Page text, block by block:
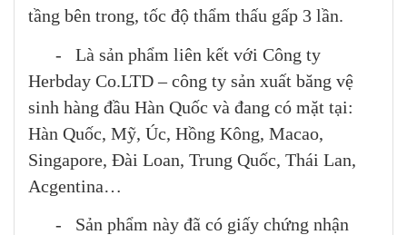
tầng bên trong, tốc độ thẩm thấu gấp 3 lần.
- Là sản phẩm liên kết với Công ty
Herbday Co.LTD – công ty sản xuất băng vệ
sinh hàng đầu Hàn Quốc và đang có mặt tại:
Hàn Quốc, Mỹ, Úc, Hồng Kông, Macao,
Singapore, Đài Loan, Trung Quốc, Thái Lan,
Acgentina…
- Sản phẩm này đã có giấy chứng nhận